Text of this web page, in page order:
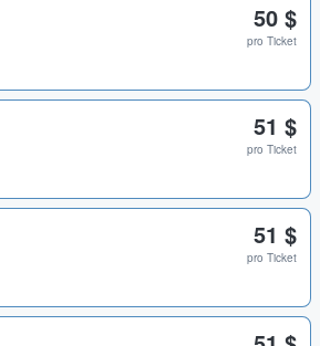
50 $
pro Ticket
51 $
pro Ticket
51 $
pro Ticket